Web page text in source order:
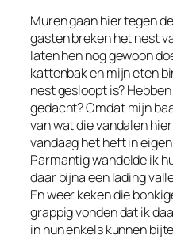
Muren gaan hier tegen
gasten breken het nest
laten hen nog gewoon
kattenbak en mijn eten
nest gesloopt is?
gedacht? Omdat mijn
van wat die vandalen
vandaag het heft in
Parmantig wandelde ik
daar bijna een lading
En weer keken die
grappig vonden dat ik
in hun enkels kunnen